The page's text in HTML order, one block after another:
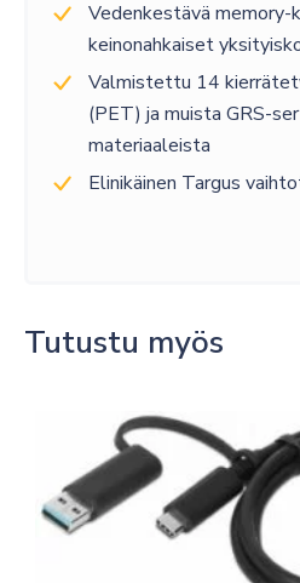
Vedenkestävä memory-
keinonahkaiset
Valmistettu 14
(PET) ja muista GRS-
materiaaleista
Elinikäinen Targus
Tutustu myös